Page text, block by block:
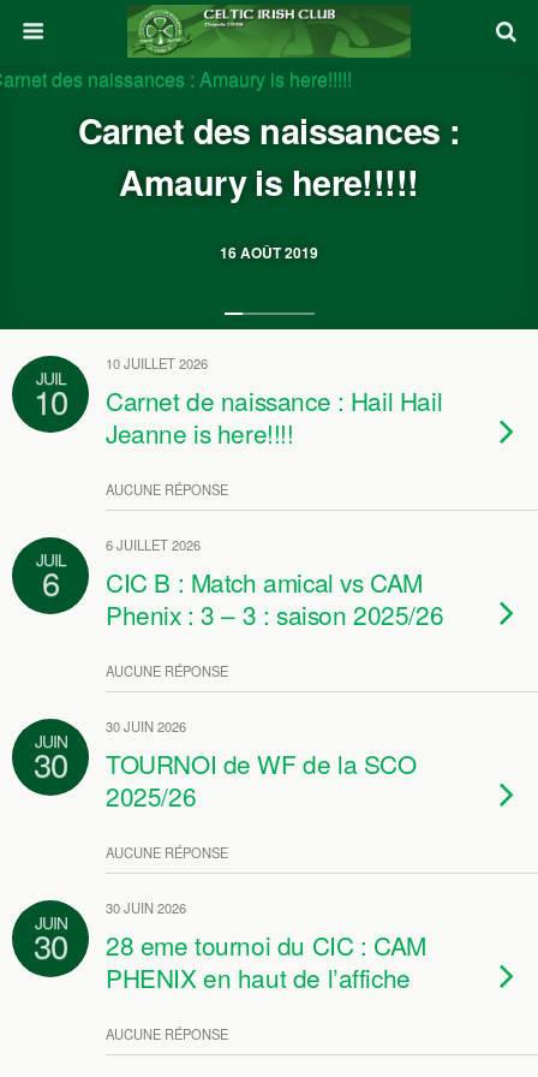
16 AOÛT 2019
Carnet des naissances :
Amaury is here!!!!!
JUIL
10
10 JUILLET 2026
Carnet de naissance : Hail Hail
Jeanne is here!!!!
AUCUNE RÉPONSE
JUIL
6
6 JUILLET 2026
CIC B : Match amical vs CAM
Phenix : 3 – 3 : saison 2025/26
AUCUNE RÉPONSE
JUIN
30
30 JUIN 2026
TOURNOI de WF de la SCO
2025/26
AUCUNE RÉPONSE
JUIN
30
30 JUIN 2026
28 eme tournoi du CIC : CAM
PHENIX en haut de l’affiche
AUCUNE RÉPONSE